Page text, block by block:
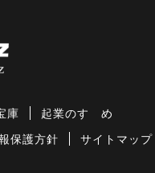
庫 起業のすゝめ
保護方針 サイトマップ